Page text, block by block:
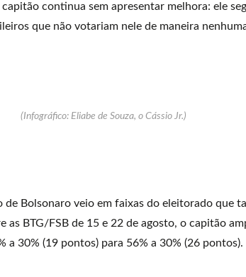
continua sem apresentar melhora: ele
que não votariam nele de maneira
(Infográfico: Eliabe de Souza, o Cássio Jr.)
de Bolsonaro veio em faixas do eleitorado que
as BTG/FSB de 15 e 22 de agosto, o capitão
a 30% (19 pontos) para 56% a 30% (26 pontos).